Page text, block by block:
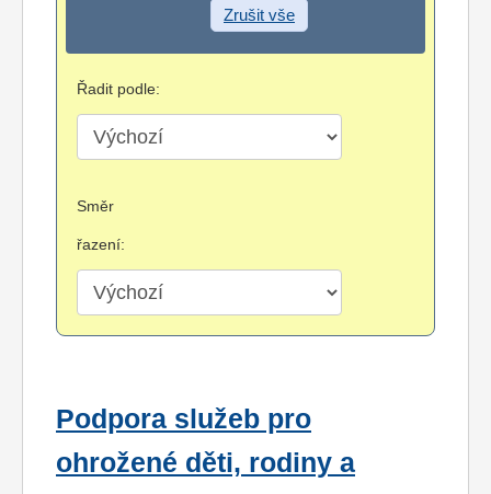
Zrušit vše
Řadit podle:
Směr
řazení:
Podpora služeb pro
ohrožené děti, rodiny a